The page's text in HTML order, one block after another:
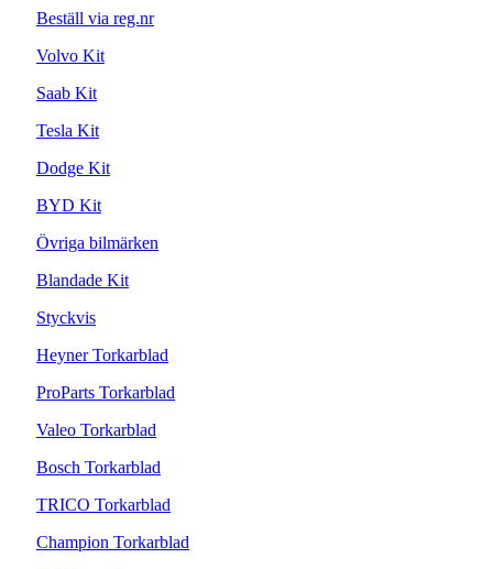
Beställ via reg.nr
Volvo Kit
Saab Kit
Tesla Kit
Dodge Kit
BYD Kit
Övriga bilmärken
Blandade Kit
Styckvis
Heyner Torkarblad
ProParts Torkarblad
Valeo Torkarblad
Bosch Torkarblad
TRICO Torkarblad
Champion Torkarblad